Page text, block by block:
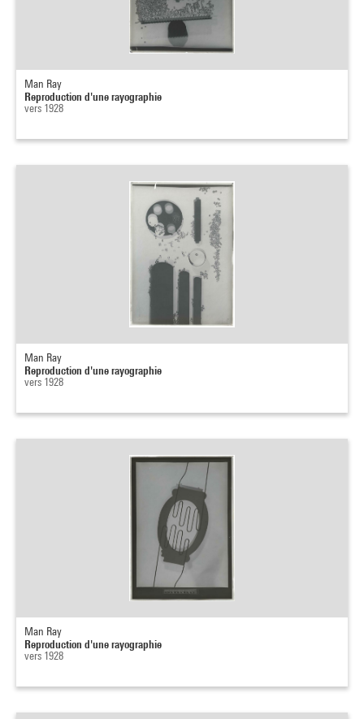
Man Ray
Reproduction d'une rayographie
vers 1928
Man Ray
Reproduction d'une rayographie
vers 1928
Man Ray
Reproduction d'une rayographie
vers 1928